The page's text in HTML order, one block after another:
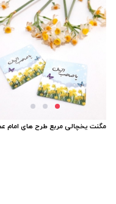
مگنت یخچالی مربع طرح های امام